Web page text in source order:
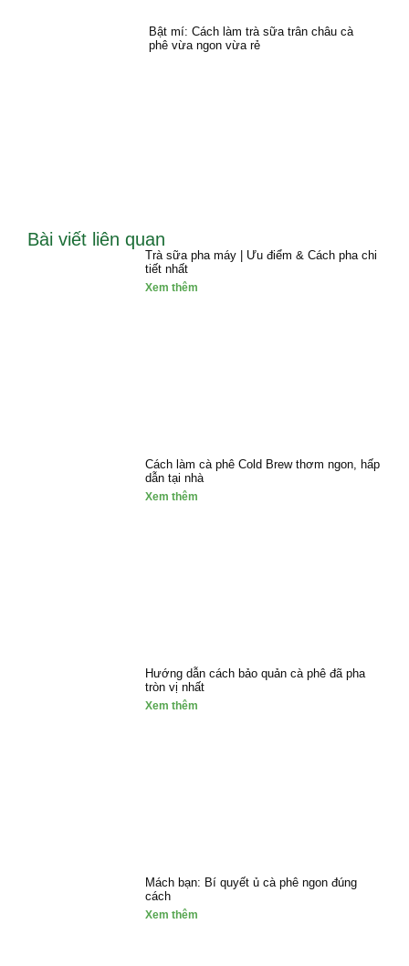
Bật mí: Cách làm trà sữa trân châu cà
phê vừa ngon vừa rẻ
Bài viết liên quan
Trà sữa pha máy | Ưu điểm & Cách pha chi
tiết nhất
Xem thêm
Cách làm cà phê Cold Brew thơm ngon, hấp
dẫn tại nhà
Xem thêm
Hướng dẫn cách bảo quản cà phê đã pha
tròn vị nhất
Xem thêm
Mách bạn: Bí quyết ủ cà phê ngon đúng
cách
Xem thêm